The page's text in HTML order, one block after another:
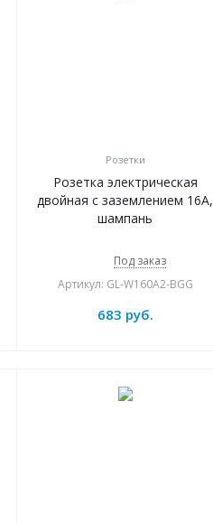
Розетки
Розетка электрическая
двойная с заземлением 16А,
шампань
Под заказ
Артикул: GL-W160A2-BGG
683 руб.